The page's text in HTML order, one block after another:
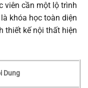
viên cần một lộ trình
khóa học toàn diện
thiết kế nội thất hiện
Dung